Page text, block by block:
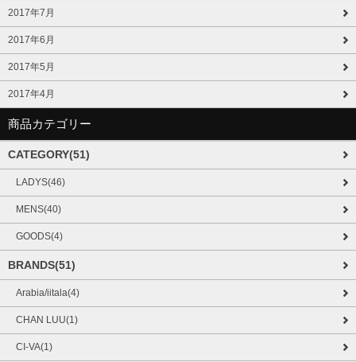
2017年7月
2017年6月
2017年5月
2017年4月
商品カテゴリー
CATEGORY(51)
LADYS(46)
MENS(40)
GOODS(4)
BRANDS(51)
Arabia/iitala(4)
CHAN LUU(1)
CI-VA(1)